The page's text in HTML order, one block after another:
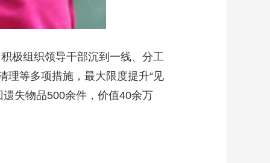
极组织领导干部沉到一线、分工
理等多项措施，最大限度提升“见
失物品500余件，价值40余万